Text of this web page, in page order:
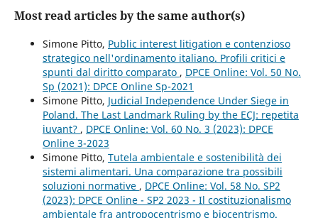
Most read articles by the same author(s)
Simone Pitto, Public interest litigation e contenzioso
strategico nell'ordinamento italiano. Profili critici e
spunti dal diritto comparato , DPCE Online: Vol. 50 No.
Sp (2021): DPCE Online Sp-2021
Simone Pitto, Judicial Independence Under Siege in
Poland. The Last Landmark Ruling by the ECJ: repetita
iuvant? , DPCE Online: Vol. 60 No. 3 (2023): DPCE
Online 3-2023
Simone Pitto, Tutela ambientale e sostenibilità dei
sistemi alimentari. Una comparazione tra possibili
soluzioni normative , DPCE Online: Vol. 58 No. SP2
(2023): DPCE Online - SP2 2023 - Il costituzionalismo
ambientale fra antropocentrismo e biocentrismo.